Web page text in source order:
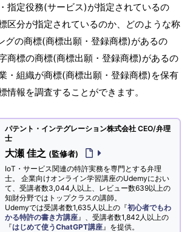
指定役務(サービス)が指定されているの
区分が指定されているのか、どのような称
グの商標(商標出願・登録商標)があるの
商標の商標(商標出願・登録商標)があるの
・組織が商標(商標出願・登録商標)を保有
情報を調査することができます。
パテント・インテグレーション株式会社 CEO/弁理
士
大瀬 佳之 (監修者)
IoT・サービス関連の特許実務を専門とする弁理
士。 企業向けオンライン学習講座のUdemyにおい
て、受講者数3,044人以上、レビュー数639以上の
知財分野ではトップクラスの講師。
Udemyでは受講者数1,635人以上の『初心者でもわ
かる特許の書き方講座 』、受講者数1,842人以上の
『はじめて使うChatGPT講座 』を提供。